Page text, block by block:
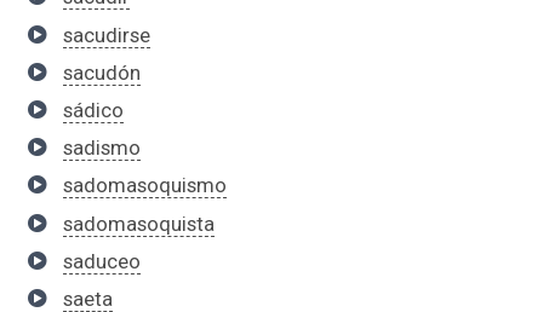
sacudirse
sacudón
sádico
sadismo
sadomasoquismo
sadomasoquista
saduceo
saeta